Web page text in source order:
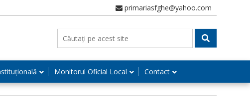
primariasfghe@yahoo.com
Monitorul Oficial Local Contact